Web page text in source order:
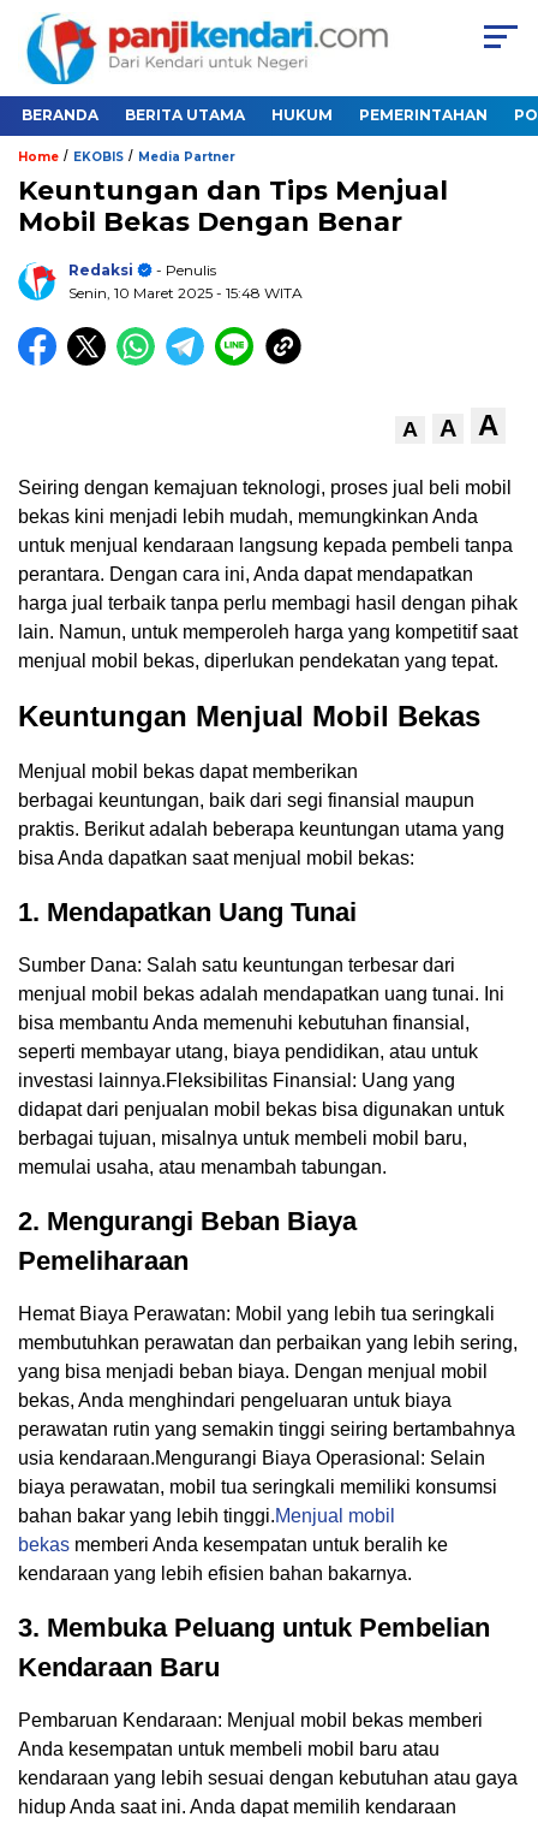
BERANDA BERITA UTAMA HUKUM PEMERINTAHAN
Home / EKOBIS / Media Partner
Keuntungan dan Tips Menjual
Mobil Bekas Dengan Benar
Redaksi
- Penulis
Senin, 10 Maret 2025 - 15:48 WITA
A A A
Seiring dengan kemajuan teknologi, proses jual beli mobil
bekas kini menjadi lebih mudah, memungkinkan Anda
untuk menjual kendaraan langsung kepada pembeli tanpa
perantara. Dengan cara ini, Anda dapat mendapatkan
harga jual terbaik tanpa perlu membagi hasil dengan pihak
lain. Namun, untuk memperoleh harga yang kompetitif saat
menjual mobil bekas, diperlukan pendekatan yang tepat.
Keuntungan Menjual Mobil Bekas
Menjual mobil bekas dapat memberikan
berbagai keuntungan, baik dari segi finansial maupun
praktis. Berikut adalah beberapa keuntungan utama yang
bisa Anda dapatkan saat menjual mobil bekas:
1. Mendapatkan Uang Tunai
Sumber Dana: Salah satu keuntungan terbesar dari
menjual mobil bekas adalah mendapatkan uang tunai. Ini
bisa membantu Anda memenuhi kebutuhan finansial,
seperti membayar utang, biaya pendidikan, atau untuk
investasi lainnya.Fleksibilitas Finansial: Uang yang
didapat dari penjualan mobil bekas bisa digunakan untuk
berbagai tujuan, misalnya untuk membeli mobil baru,
memulai usaha, atau menambah tabungan.
2. Mengurangi Beban Biaya
Pemeliharaan
Hemat Biaya Perawatan: Mobil yang lebih tua seringkali
membutuhkan perawatan dan perbaikan yang lebih sering,
yang bisa menjadi beban biaya. Dengan menjual mobil
bekas, Anda menghindari pengeluaran untuk biaya
perawatan rutin yang semakin tinggi seiring bertambahnya
usia kendaraan.Mengurangi Biaya Operasional: Selain
biaya perawatan, mobil tua seringkali memiliki konsumsi
bahan bakar yang lebih tinggi.Menjual mobil
bekas memberi Anda kesempatan untuk beralih ke
kendaraan yang lebih efisien bahan bakarnya.
3. Membuka Peluang untuk Pembelian
Kendaraan Baru
Pembaruan Kendaraan: Menjual mobil bekas memberi
Anda kesempatan untuk membeli mobil baru atau
kendaraan yang lebih sesuai dengan kebutuhan atau gaya
hidup Anda saat ini. Anda dapat memilih kendaraan